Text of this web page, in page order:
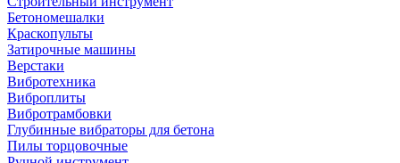
Бетономешалки
Краскопульты
Затирочные машины
Верстаки
Вибротехника
Виброплиты
Вибротрамбовки
Глубинные вибраторы для бетона
Пилы торцовочные